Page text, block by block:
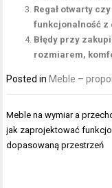
Regał otwarty
funkcjonalność z
Błędy przy
rozmiarem,
Posted in Meble –
Nawigacja
wpisu
Meble na wymiar a
jak zaprojektować
dopasowaną przestrzeń